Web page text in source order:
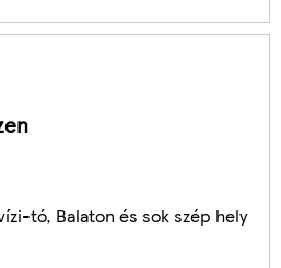
tó, Balaton és sok szép hely